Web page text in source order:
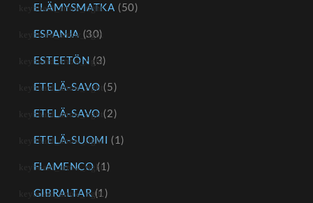
ELÄMYSMATKA (50)
ESPANJA (30)
ESTEETÖN (3)
ETELÄ-SAVO (5)
ETELÄ-SAVO (2)
ETELÄ-SUOMI (1)
FLAMENCO (1)
GIBRALTAR(1)